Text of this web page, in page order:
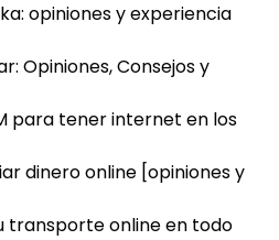
opiniones y experiencia
Opiniones, Consejos y
para tener internet en los
dinero online [opiniones y
transporte online en todo